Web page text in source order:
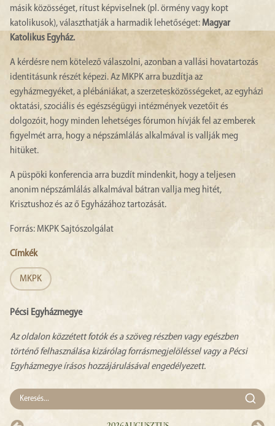
másik közösséget, rítust képviselnek (pl. örmény vagy kopt
katolikusok), választhatják a harmadik lehetőséget: Magyar
Katolikus Egyház.
A kérdésre nem kötelező válaszolni, azonban a vallási hovatartozás
identitásunk részét képezi. Az MKPK arra buzdítja az
egyházmegyéket, a plébániákat, a szerzetesközösségeket, az egyházi
oktatási, szociális és egészségügyi intézmények vezetőit és
dolgozóit, hogy minden lehetséges fórumon hívják fel az emberek
figyelmét arra, hogy a népszámlálás alkalmával is vallják meg
hitüket.
A püspöki konferencia arra buzdít mindenkit, hogy a teljesen
anonim népszámlálás alkalmával bátran vallja meg hitét,
Krisztushoz és az ő Egyházához tartozását.
Forrás: MKPK Sajtószolgálat
Címkék
MKPK
Pécsi Egyházmegye
Az oldalon közzétett fotók és a szöveg részben vagy egészben
történő felhasználása kizárólag forrásmegjelöléssel vagy a Pécsi
Egyházmegye írásos hozzájárulásával engedélyezett.